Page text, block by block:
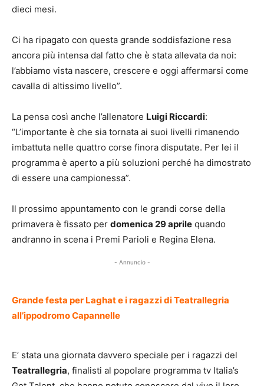
dieci mesi.
Ci ha ripagato con questa grande soddisfazione resa
ancora più intensa dal fatto che è stata allevata da noi:
l’abbiamo vista nascere, crescere e oggi affermarsi come
cavalla di altissimo livello”.
La pensa così anche l’allenatore Luigi Riccardi:
“L’importante è che sia tornata ai suoi livelli rimanendo
imbattuta nelle quattro corse finora disputate. Per lei il
programma è aperto a più soluzioni perché ha dimostrato
di essere una campionessa”.
Il prossimo appuntamento con le grandi corse della
primavera è fissato per domenica 29 aprile quando
andranno in scena i Premi Parioli e Regina Elena.
- Annuncio -
Grande festa per Laghat e i ragazzi di Teatrallegria
all’ippodromo Capannelle
E’ stata una giornata davvero speciale per i ragazzi del
Teatrallegria, finalisti al popolare programma tv Italia’s